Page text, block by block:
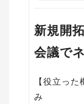
新規開
会議で
【役立っ
み